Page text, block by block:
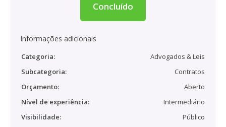
Concluído
Informações adicionais
Categoria:
Advogados & Leis
Subcategoria:
Contratos
Orçamento:
Aberto
Nível de experiência:
Intermediário
Visibilidade:
Público